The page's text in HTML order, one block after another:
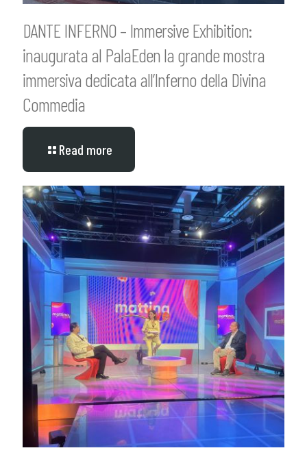
DANTE INFERNO – Immersive Exhibition:
inaugurata al PalaEden la grande mostra
immersiva dedicata all’Inferno della Divina
Commedia
Read more